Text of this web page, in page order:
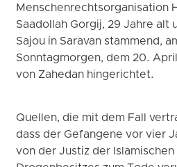
Menschenrechtsorganisation
Saadollah Gorgij, 29 Jahre alt
Sajou in Saravan stammend,
Sonntagmorgen, dem 20.
von Zahedan hingerichtet.
Quellen, die mit dem Fall
dass der Gefangene vor vier
von der Justiz der